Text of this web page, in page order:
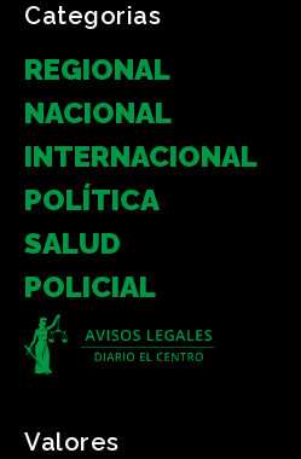
Categorias
REGIONAL
NACIONAL
INTERNACIONAL
POLÍTICA
SALUD
POLICIAL
Valores